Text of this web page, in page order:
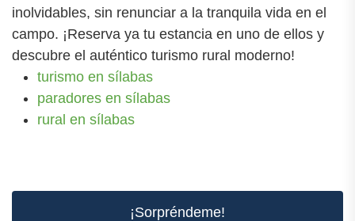
inolvidables, sin renunciar a la tranquila vida en el
campo. ¡Reserva ya tu estancia en uno de ellos y
descubre el auténtico turismo rural moderno!
turismo en sílabas
paradores en sílabas
rural en sílabas
¡Sorpréndeme!